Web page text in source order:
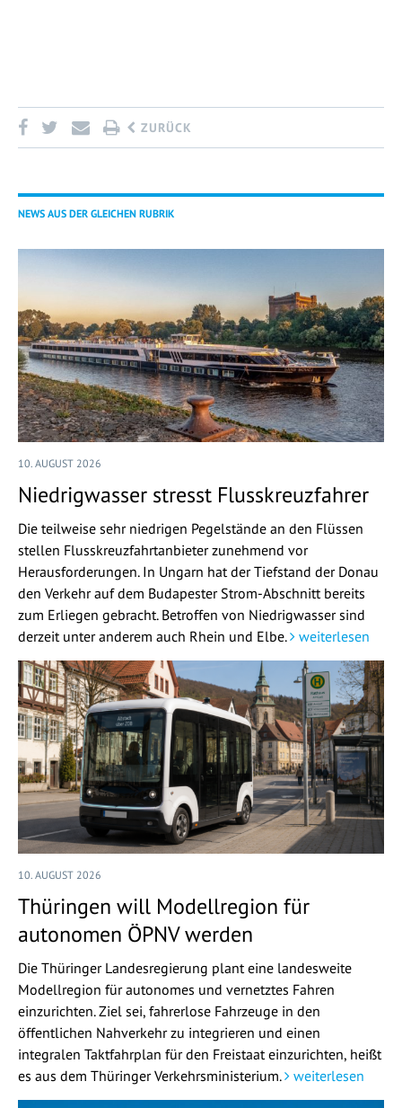
ZURÜCK
NEWS AUS DER GLEICHEN RUBRIK
10. AUGUST 2026
Niedrigwasser stresst Flusskreuzfahrer
Die teilweise sehr niedrigen Pegelstände an den Flüssen
stellen Flusskreuzfahrtanbieter zunehmend vor
Herausforderungen. In Ungarn hat der Tiefstand der Donau
den Verkehr auf dem Budapester Strom-Abschnitt bereits
zum Erliegen gebracht. Betroffen von Niedrigwasser sind
derzeit unter anderem auch Rhein und Elbe.
weiterlesen
10. AUGUST 2026
Thüringen will Modellregion für
autonomen ÖPNV werden
Die Thüringer Landesregierung plant eine landesweite
Modellregion für autonomes und vernetztes Fahren
einzurichten. Ziel sei, fahrerlose Fahrzeuge in den
öffentlichen Nahverkehr zu integrieren und einen
integralen Taktfahrplan für den Freistaat einzurichten, heißt
es aus dem Thüringer Verkehrsministerium.
weiterlesen